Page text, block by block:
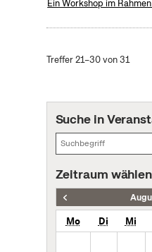
Ein Workshop im
Treffer 21–30 von 31
Suche in
Zeitraum wählen
Mo Di Mi